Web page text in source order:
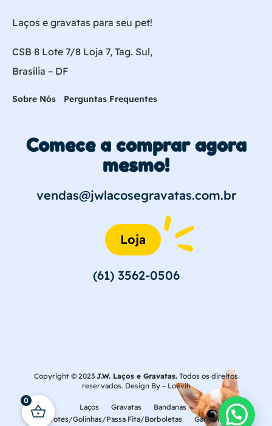
Laços e gravatas para seu pet!
CSB 8 Lote 7/8 Loja 7, Tag. Sul,
Brasília – DF
Sobre Nós Perguntas Frequentes
Comece a comprar agora
mesmo!
vendas@jwlacosegravatas.com.br
Loja
(61) 3562-0506
Copyright © 2023 J.W. Laços e Gravatas. Todos os direitos
reservados. Design By – Loévih
Laços Gravatas
Bandanas
Laçarotes/Golinhas/Passa Fita/Borboletas
Gargantilhas
0